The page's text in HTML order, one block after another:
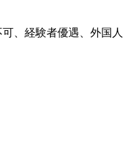
、経験者優遇、外国人